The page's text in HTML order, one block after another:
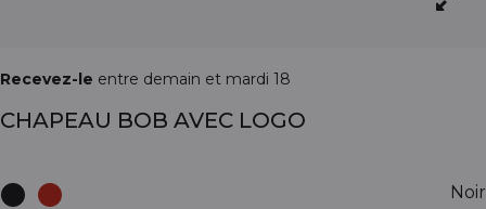
Recevez-le entre demain et mardi 18
CHAPEAU BOB AVEC LOGO
Noir